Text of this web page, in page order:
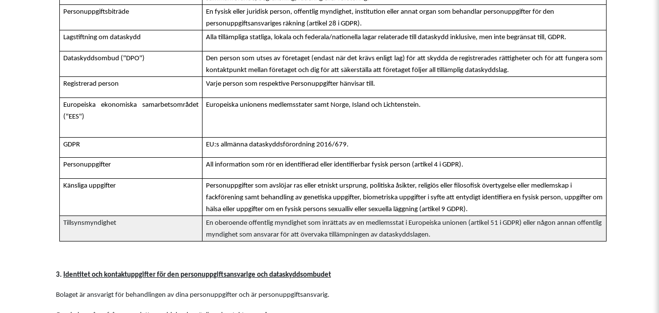
Personuppgiftsbiträde
En fysisk eller juridisk person, offentlig myndighet, institution eller annat organ som behandlar personuppgifter för den
personuppgiftsansvariges räkning (artikel 28 i GDPR).
Lagstiftning om dataskydd
Alla tillämpliga statliga, lokala och federala/nationella lagar relaterade till dataskydd inklusive, men inte begränsat till, GDPR.
Dataskyddsombud ("DPO")
Den person som utses av företaget (endast när det krävs enligt lag) för att skydda de registrerades rättigheter och för att fungera som
kontaktpunkt mellan företaget och dig för att säkerställa att företaget följer all tillämplig dataskyddslag.
Registrerad person
Varje person som respektive Personuppgifter hänvisar till.
Europeiska ekonomiska samarbetsområdet
("EES")
Europeiska unionens medlemsstater samt Norge, Island och Lichtenstein.
GDPR EU:s allmänna dataskyddsförordning 2016/679.
Personuppgifter All information som rör en identifierad eller identifierbar fysisk person (artikel 4 i GDPR).
Känsliga uppgifter
Personuppgifter som avslöjar ras eller etniskt ursprung, politiska åsikter, religiös eller filosofisk övertygelse eller medlemskap i
fackförening samt behandling av genetiska uppgifter, biometriska uppgifter i syfte att entydigt identifiera en fysisk person, uppgifter om
hälsa eller uppgifter om en fysisk persons sexualliv eller sexuella läggning (artikel 9 GDPR).
Tillsynsmyndighet
En oberoende offentlig myndighet som inrättats av en medlemsstat i Europeiska unionen (artikel 51 i GDPR) eller någon annan offentlig
myndighet som ansvarar för att övervaka tillämpningen av dataskyddslagen.
3. Identitet och kontaktuppgifter för den personuppgiftsansvarige och dataskyddsombudet
Bolaget är ansvarigt för behandlingen av dina personuppgifter och är personuppgiftsansvarig.